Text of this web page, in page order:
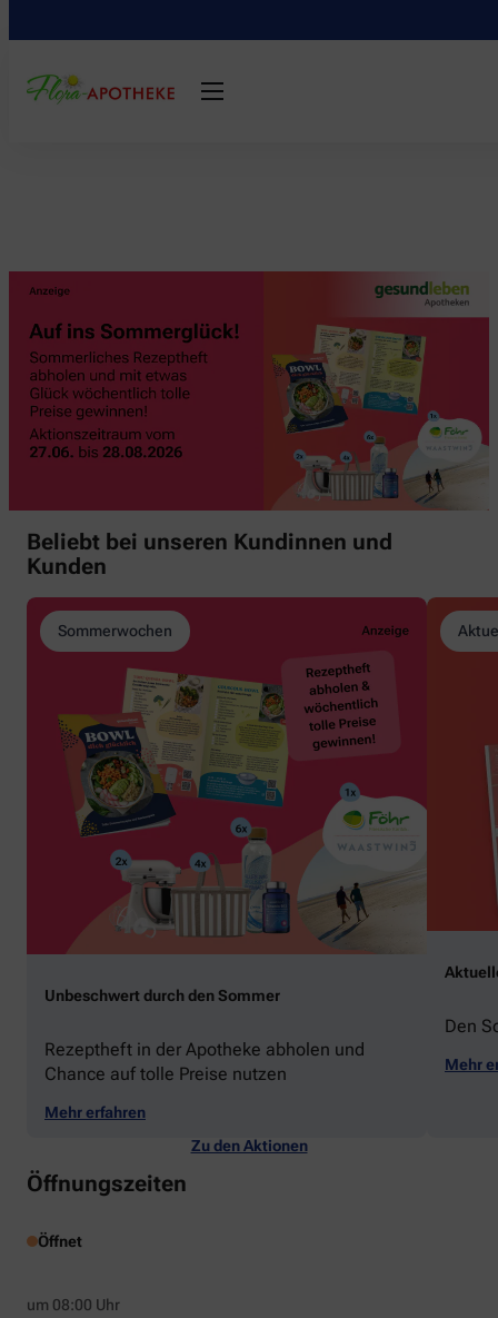
Beliebt bei unseren Kundinnen und
Kunden
Sommerwochen
Unbeschwert durch den Sommer
Rezeptheft in der Apotheke abholen und
Chance auf tolle Preise nutzen
Mehr erfahren
Den
Mehr
Zu den Aktionen
Öffnungszeiten
Öffnet
um 08:00 Uhr